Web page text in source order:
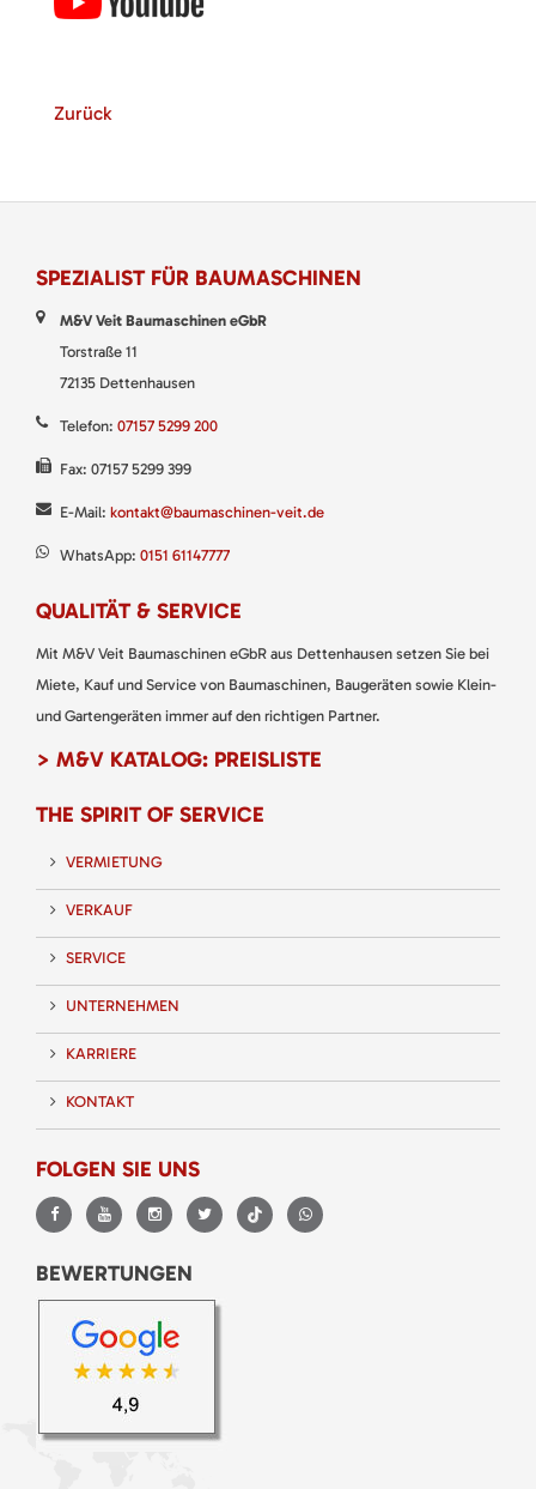
Zurück
SPEZIALIST FÜR BAUMASCHINEN
M&V Veit Baumaschinen eGbR
Torstraße 11
72135 Dettenhausen
Telefon: 07157 5299 200
Fax: 07157 5299 399
E-Mail: kontakt@baumaschinen-veit.de
WhatsApp: 0151 61147777
QUALITÄT & SERVICE
Mit M&V Veit Baumaschinen eGbR aus Dettenhausen setzen Sie bei
Miete, Kauf und Service von Baumaschinen, Baugeräten sowie Klein-
und Gartengeräten immer auf den richtigen Partner.
> M&V KATALOG: PREISLISTE
THE SPIRIT OF SERVICE
VERMIETUNG
VERKAUF
SERVICE
UNTERNEHMEN
KARRIERE
KONTAKT
FOLGEN SIE UNS
BEWERTUNGEN